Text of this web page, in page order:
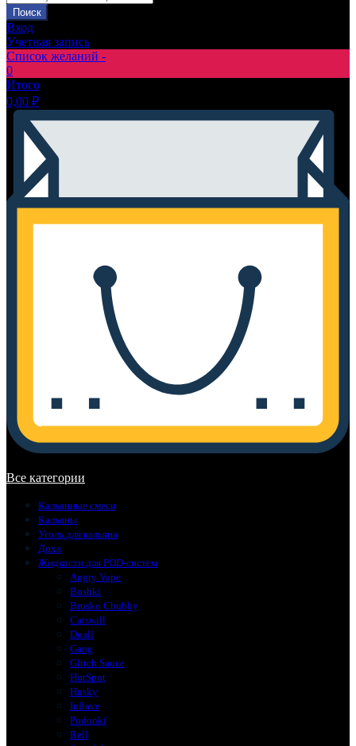
Поиск
Вход
Учетная запись
Список желаний -
0
Итого
0,00 ₽
Все категории
Кальянные смеси
Кальяны
Уголь для кальяна
Доха
Жидкости для POD-систем
Angry Vape
Boshki
Brusko Chubby
Catswill
Duall
Gang
Glitch Sauce
HotSpot
Husky
Inflave
Podonki
Rell